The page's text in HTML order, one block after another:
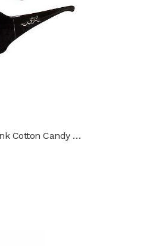
Lente Lacey Coral Pink Cotton Candy Frame WileyX SSLAC03